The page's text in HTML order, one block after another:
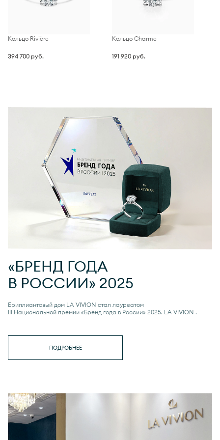
Кольцо Rivière
394 700 руб.
Кольцо Charme
191 920 руб.
«БРЕНД ГОДА
В РОССИИ» 2025
Бриллиантовый дом LA VIVION стал лауреатом
III Национальной премии «Бренд года в России» 2025. LA VIVION .
ПОДРОБНЕЕ